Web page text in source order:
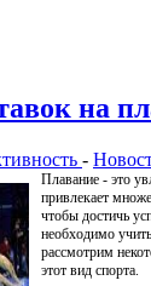
на
-
Плавание - это
привлекает
чтобы достичь
необходимо
рассмотрим
этот вид спорта.